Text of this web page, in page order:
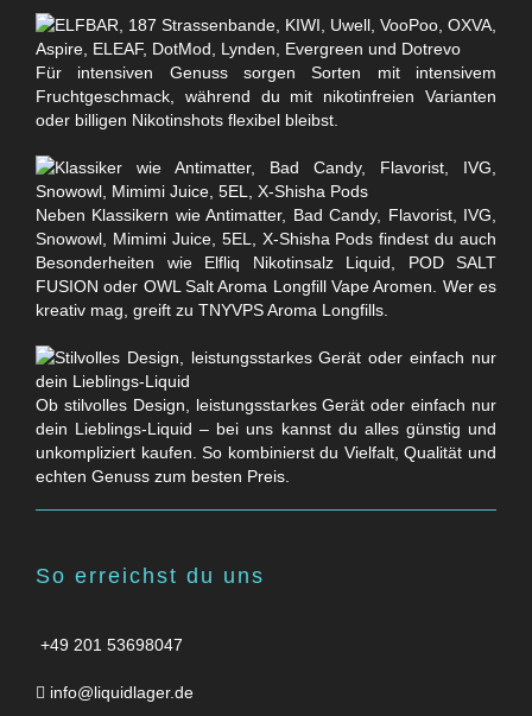
Für intensiven Genuss sorgen Sorten mit intensivem
Fruchtgeschmack, während du mit nikotinfreien Varianten
oder billigen Nikotinshots flexibel bleibst.
Neben Klassikern wie Antimatter, Bad Candy, Flavorist, IVG,
Snowowl, Mimimi Juice, 5EL, X-Shisha Pods findest du auch
Besonderheiten wie Elfliq Nikotinsalz Liquid, POD SALT
FUSION oder OWL Salt Aroma Longfill Vape Aromen. Wer es
kreativ mag, greift zu TNYVPS Aroma Longfills.
Ob stilvolles Design, leistungsstarkes Gerät oder einfach nur
dein Lieblings-Liquid – bei uns kannst du alles günstig und
unkompliziert kaufen. So kombinierst du Vielfalt, Qualität und
echten Genuss zum besten Preis.
So erreichst du uns
+49 201 53698047
info@liquidlager.de